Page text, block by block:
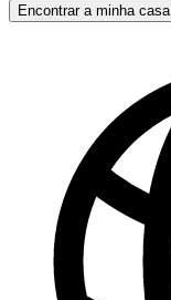
Encontrar a minha casa